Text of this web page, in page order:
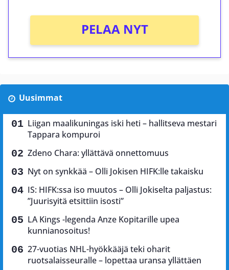
PELAA NYT
Uusimmat
Liigan maalikuningas iski heti – hallitseva mestari
Tappara kompuroi
Zdeno Chara: yllättävä onnettomuus
Nyt on synkkää – Olli Jokisen HIFK:lle takaisku
IS: HIFK:ssa iso muutos – Olli Jokiselta paljastus:
”Juurisyitä etsittiin isosti”
LA Kings -legenda Anze Kopitarille upea
kunnianosoitus!
27-vuotias NHL-hyökkääjä teki oharit
ruotsalaisseuralle – lopettaa uransa yllättäen